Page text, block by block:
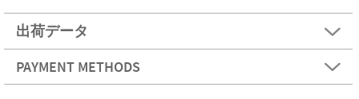
出荷データ
PAYMENT METHODS